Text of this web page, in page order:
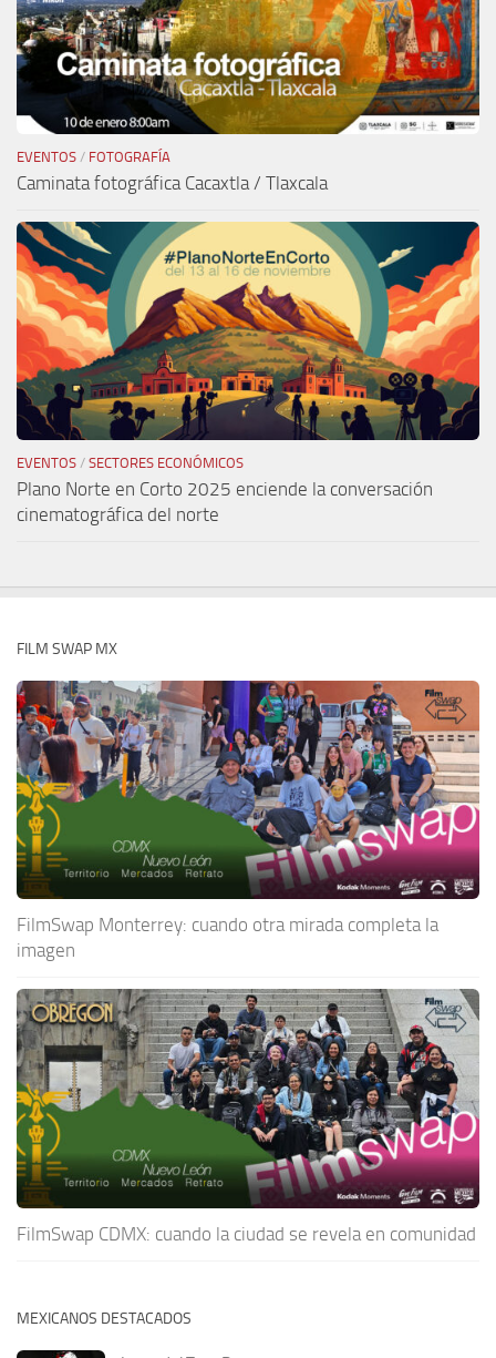
EVENTOS / FOTOGRAFÍA
Caminata fotográfica Cacaxtla / Tlaxcala
EVENTOS / SECTORES ECONÓMICOS
Plano Norte en Corto 2025 enciende la conversación
cinematográfica del norte
FILM SWAP MX
FilmSwap Monterrey: cuando otra mirada completa la
imagen
FilmSwap CDMX: cuando la ciudad se revela en comunidad
MEXICANOS DESTACADOS